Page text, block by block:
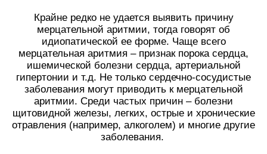
Крайне редко не удается выявить причину
мерцательной аритмии, тогда говорят об
идиопатической ее форме. Чаще всего
мерцательная аритмия – признак порока сердца,
ишемической болезни сердца, артериальной
гипертонии и т.д. Не только сердечно-сосудистые
заболевания могут приводить к мерцательной
аритмии. Среди частых причин – болезни
щитовидной железы, легких, острые и хронические
отравления (например, алкоголем) и многие другие
заболевания.